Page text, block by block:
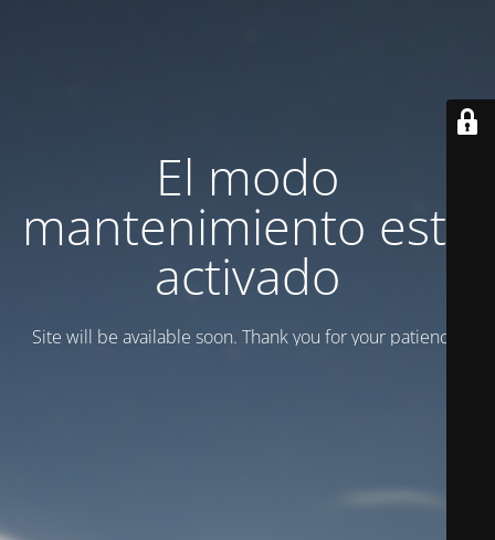
El modo
mantenimiento está
activado
Site will be available soon. Thank you for your patience!